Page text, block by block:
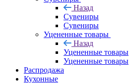
Назад
Сувениры
Сувениры
Уцененные товары
Назад
Уцененные товары
Уцененные товары
Распродажа
Кухонные